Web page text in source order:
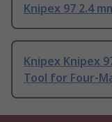
Knipex 97 2.4
Knipex Knipex
Tool for Four-